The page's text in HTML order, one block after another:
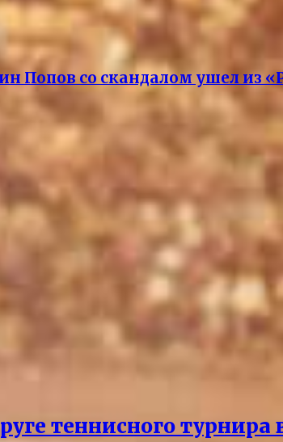
Попов со скандалом ушел из
теннисного турнира